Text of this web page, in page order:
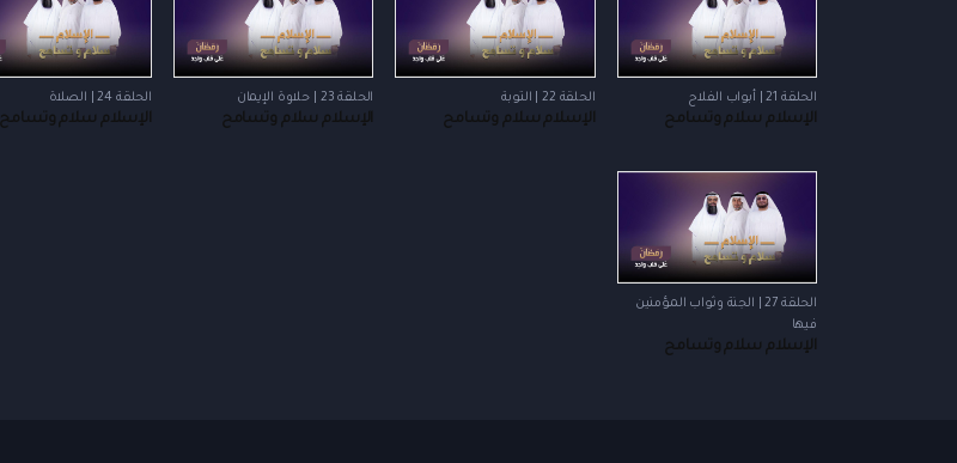
الحلقة 21 | أبواب الفلاح
الإسلام سلام وتسامح
الحلقة 22 | التوبة
الإسلام سلام وتسامح
الحلقة 23 | حلاوة الإيمان
الإسلام سلام وتسامح
الحلقة 24 | الصلاة
الإسلام سلام وتسامح
الحلقة 27 | الجنة وثواب المؤمنين
فيها
الإسلام سلام وتسامح